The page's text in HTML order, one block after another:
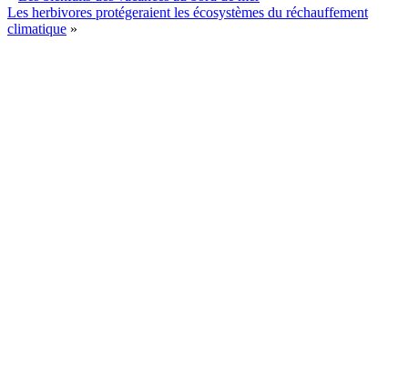
Les herbivores protégeraient les écosystèmes du réchauffement
climatique »